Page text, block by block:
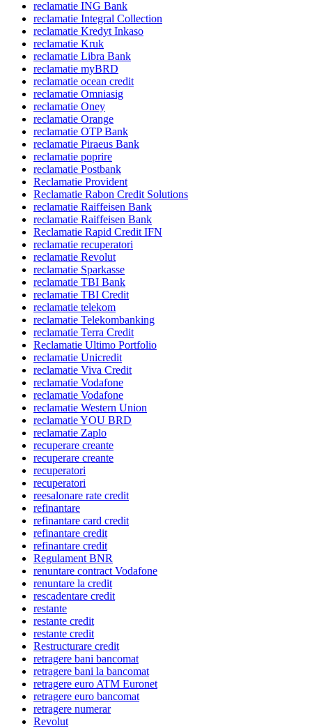
reclamatie ING Bank
reclamatie Integral Collection
reclamatie Kredyt Inkaso
reclamatie Kruk
reclamatie Libra Bank
reclamatie myBRD
reclamatie ocean credit
reclamatie Omniasig
reclamatie Oney
reclamatie Orange
reclamatie OTP Bank
reclamatie Piraeus Bank
reclamatie poprire
reclamatie Postbank
Reclamatie Provident
Reclamatie Rabon Credit Solutions
reclamatie Raiffeisen Bank
reclamatie Raiffeisen Bank
Reclamatie Rapid Credit IFN
reclamatie recuperatori
reclamatie Revolut
reclamatie Sparkasse
reclamatie TBI Bank
reclamatie TBI Credit
reclamatie telekom
reclamatie Telekombanking
reclamatie Terra Credit
Reclamatie Ultimo Portfolio
reclamatie Unicredit
reclamatie Viva Credit
reclamatie Vodafone
reclamatie Vodafone
reclamatie Western Union
reclamatie YOU BRD
reclamatie Zaplo
recuperare creante
recuperare creante
recuperatori
recuperatori
reesalonare rate credit
refinantare
refinantare card credit
refinantare credit
refinantare credit
Regulament BNR
renuntare contract Vodafone
renuntare la credit
rescadentare credit
restante
restante credit
restante credit
Restructurare credit
retragere bani bancomat
retragere bani la bancomat
retragere euro ATM Euronet
retragere euro bancomat
retragere numerar
Revolut